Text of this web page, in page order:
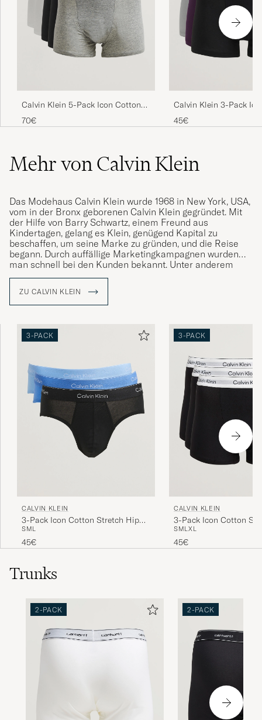
Calvin Klein 5-Pack Icon Cotton
Stretch Relaxed Trunk
White/Black/Grey
70€
Calvin Klein 3-Pack
Stretch Relaxed Trunk
Black/Grey/Purple
45€
Mehr von Calvin Klein
Das Modehaus Calvin Klein wurde 1968 in New York, USA,
vom in der Bronx geborenen Calvin Klein gegründet. Mit
der Hilfe von Barry Schwartz, einem Freund aus
Kindertagen, gelang es Klein, genügend Kapital zu
beschaffen, um seine Marke zu gründen, und die Reise
begann. Durch auffällige Marketingkampagnen wurden
man schnell bei den Kunden bekannt. Unter anderem
revolutionierte man mit ihren Kampagnen die Sicht auf
begehrenswerten Produkts, anstatt sie als Kleidungsstück
zu betrachten, das eine praktische Funktion erfüllte.
ZU CALVIN KLEIN
3-PACK
CALVIN KLEIN
3-Pack Icon Cotton Stretch Hip
Brief Black/Blue/Light Blue
SML
45€
3-PACK
CALVIN KLEIN
3-Pack Icon Cotton
Relaxed Trunk Black
SMLXL
45€
Trunks
2-PACK 2-PACK